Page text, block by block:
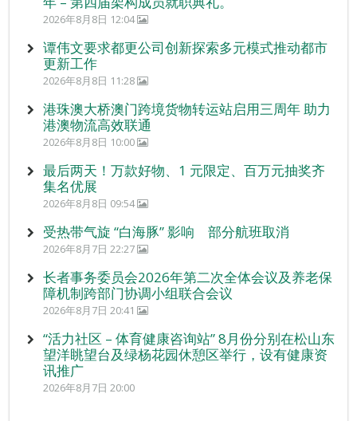
2026年8月8日 12:04
谭伟文要求都更公司创新探索多元模式推动都市
更新工作
2026年8月8日 11:28
港珠澳大桥澳门跨境货物转运站启用三周年 助力
港澳物流高效联通
2026年8月8日 10:00
最后两天！万款好物、1 元限定、百万元抽奖齐
集名优展
2026年8月8日 09:54
受热带气旋 “白海豚” 影响 部分航班取消
2026年8月7日 22:27
长者事务委员会2026年第二次全体会议及养老保
障机制跨部门协调小组联合会议
2026年8月7日 20:41
“活力社区 – 体育健康咨询站” 8月份分别在松山东
望洋眺望台及绿杨花园休憩区举行，设有健康资
讯推广
2026年8月7日 20:00